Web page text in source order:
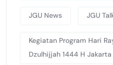
JGU News JGU
Kegiatan Program Hari
Dzulhijjah 1444 H